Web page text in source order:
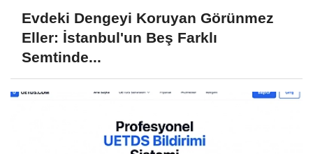
Evdeki Dengeyi Koruyan Görünmez
Eller: İstanbul'un Beş Farklı
Semtinde...